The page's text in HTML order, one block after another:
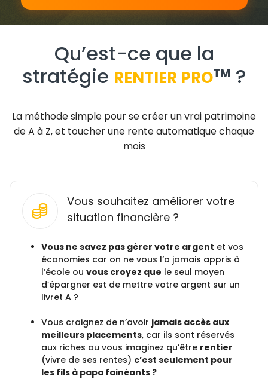
Qu’est-ce que la
stratégie RENTIER PROTM ?
La méthode simple pour se créer un vrai patrimoine
de A à Z, et toucher une rente automatique chaque
mois
Vous souhaitez améliorer votre
situation financière ?
Vous ne savez pas gérer votre argent et vos
économies car on ne vous l’a jamais appris à
l’école ou vous croyez que le seul moyen
d’épargner est de mettre votre argent sur un
livret A ?
Vous craignez de n’avoir jamais accès aux
meilleurs placements, car ils sont réservés
aux riches ou vous imaginez qu’être rentier
(vivre de ses rentes) c’est seulement pour
les fils à papa fainéants ?